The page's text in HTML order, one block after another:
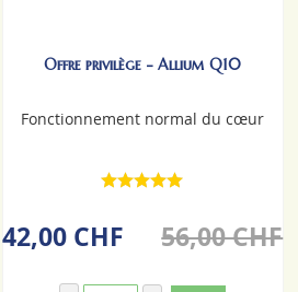
Offre privilège - Allium Q10
Fonctionnement normal du cœur
42,00 CHF 56,00 CHF